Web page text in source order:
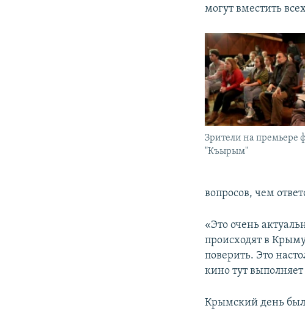
могут вместить
Зрители на премьере
"Къырым"
вопросов, чем
«Это очень
происходят в
поверить. Это
кино тут
Крымский день был